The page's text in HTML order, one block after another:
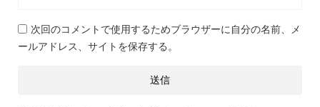
次回のコメントで使用するためブラウザーに自分の名前、メ
ールアドレス、サイトを保存する。